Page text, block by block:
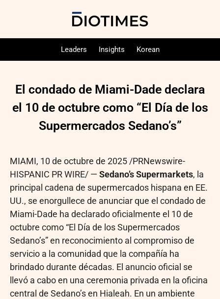
Leaders Insights Korean
El condado de Miami-Dade declara
el 10 de octubre como “El Día de los
Supermercados Sedano’s”
MIAMI, 10 de octubre de 2025 /PRNewswire-
HISPANIC PR WIRE/ — Sedano’s Supermarkets, la
principal cadena de supermercados hispana en EE.
UU., se enorgullece de anunciar que el condado de
Miami-Dade ha declarado oficialmente el 10 de
octubre como “El Día de los Supermercados
Sedano’s” en reconocimiento al compromiso de
servicio a la comunidad que la compañía ha
brindado durante décadas. El anuncio oficial se
llevó a cabo en una ceremonia privada en la oficina
central de Sedano’s en Hialeah. En un ambiente